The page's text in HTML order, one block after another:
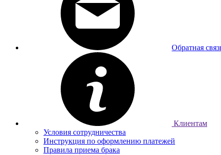
Обратная
Клиентам
Условия сотрудничества
Инструкция по оформлению платежей
Правила приема брака